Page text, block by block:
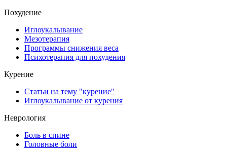
Похудение
Иглоукалывание
Мезотерапия
Программы снижения веса
Психотерапия для похудения
Курение
Статьи на тему "курение"
Иглоукалывание от курения
Неврология
Боль в спине
Головные боли